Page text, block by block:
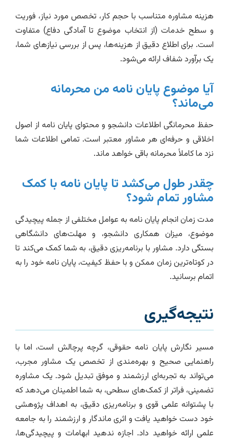
هزینه مشاوره متناسب با حجم کار، تخصص مورد نیاز، فوریت
و سطح خدمات (از انتخاب موضوع تا آمادگی دفاع) متفاوت
است. برای اطلاع دقیق از هزینه‌ها، پس از بررسی نیازهای شما،
یک برآورد شفاف ارائه می‌شود.
آیا موضوع پایان نامه من محرمانه
می‌ماند؟
حفظ محرمانگی اطلاعات دانشجو و محتوای پایان نامه از اصول
اخلاقی و حرفه‌ای هر مشاور معتبر است. تمامی اطلاعات شما
نزد ما کاملاً محرمانه باقی خواهد ماند.
چقدر طول می‌کشد تا پایان نامه با کمک
مشاور تمام شود؟
مدت زمان انجام پایان نامه به عوامل مختلفی از جمله پیچیدگی
موضوع، میزان همکاری دانشجو، و مهلت‌های دانشگاهی
بستگی دارد. مشاور با برنامه‌ریزی دقیق، به شما کمک می‌کند تا
در کوتاه‌ترین زمان ممکن و با حفظ کیفیت، پایان نامه خود را به
اتمام برسانید.
نتیجه‌گیری
مسیر نگارش پایان نامه حقوقی، گرچه پرچالش است، اما با
راهنمایی صحیح و بهره‌مندی از تخصص یک مشاور مجرب،
می‌تواند به تجربه‌ای ارزشمند و موفق تبدیل شود. یک مشاوره
تضمینی، فراتر از کمک‌های سطحی، به شما اطمینان می‌دهد که
با پشتوانه علمی قوی و برنامه‌ریزی دقیق، به اهداف پژوهشی
خود دست خواهید یافت و اثری ماندگار و ارزشمند را به جامعه
علمی ارائه خواهید داد. اجازه ندهید ابهامات و پیچیدگی‌ها،